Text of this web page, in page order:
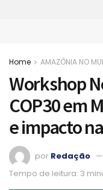
Home AMAZÔNIA NO
Workshop
COP30 em
e impacto
por Redação
Tempo de leitura: 3